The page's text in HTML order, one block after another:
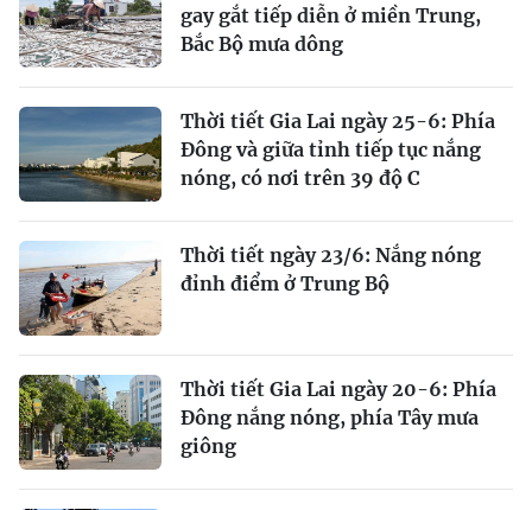
gay gắt tiếp diễn ở miền Trung,
Bắc Bộ mưa dông
Thời tiết Gia Lai ngày 25-6: Phía
Đông và giữa tỉnh tiếp tục nắng
nóng, có nơi trên 39 độ C
Thời tiết ngày 23/6: Nắng nóng
đỉnh điểm ở Trung Bộ
Thời tiết Gia Lai ngày 20-6: Phía
Đông nắng nóng, phía Tây mưa
giông